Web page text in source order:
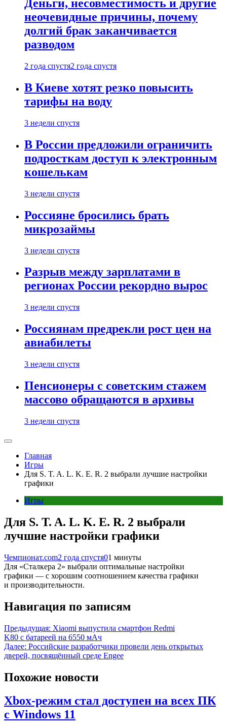
Деньги, несовместимость и другие
неочевидные причины, почему
долгий брак заканчивается
разводом
2 года спустя2 года спустя
В Киеве хотят резко повысить
тарифы на воду
3 недели спустя
В России предложили ограничить
подросткам доступ к электронным
кошелькам
3 недели спустя
Россияне бросились брать
микрозаймы
3 недели спустя
Разрыв между зарплатами в
регионах России рекордно вырос
3 недели спустя
Россиянам предрекли рост цен на
авиабилеты
3 недели спустя
Пенсионеры с советским стажем
массово обращаются в архивы
3 недели спустя
Главная
Игры
Для S. T. A. L. K. E. R. 2 выбрали лучшие настройки
графики
Игры
Для S. T. A. L. K. E. R. 2 выбрали
лучшие настройки графики
Чемпионат.com2 года спустя01 минуты
Для «Сталкера 2» выбрали оптимальные настройки
графики — с хорошим соотношением качества графики
и производительности.
Навигация по записям
Предыдущая: Xiaomi выпустила смартфон Redmi
K80 с батареей на 6550 мАч
Далее: Российские разработчики провели день открытых
дверей, посвящённый среде Engee
Похожие новости
Xbox-режим стал доступен на всех ПК
с Windows 11